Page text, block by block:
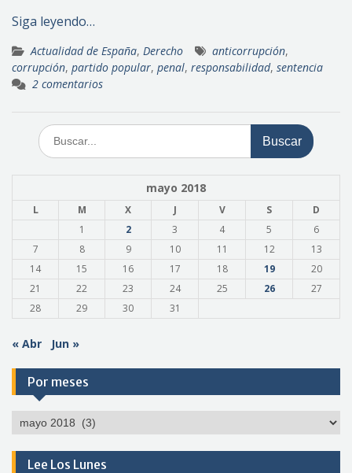
Siga leyendo…
Actualidad de España, Derecho anticorrupción,
corrupción, partido popular, penal, responsabilidad, sentencia
2 comentarios
Buscar:
mayo 2018
L M X J V S
D
1
2 3 4 5
6
7
8 9 10 11 12
13
14
15 16 17 18 19
20
21
22 23 24 25 26
27
28
29 30 31
« Abr Jun »
Por meses
Por
Lee Los Lunes